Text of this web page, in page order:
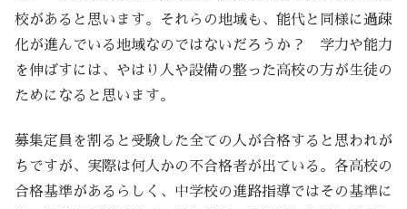
校があると思います。それらの地域も、能代と同様に過疎
化が進んでいる地域なのではないだろうか？ 学力や能力
を伸ばすには、やはり人や設備の整った高校の方が生徒の
ためになると思います。
募集定員を割ると受験した全ての人が合格すると思われが
ちですが、実際は何人かの不合格者が出ている。各高校の
合格基準があるらしく、中学校の進路指導ではその基準に